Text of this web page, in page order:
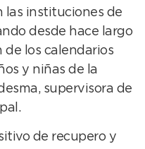
las instituciones de
desde hace largo
los calendarios
y niñas de la
supervisora de
de recupero y